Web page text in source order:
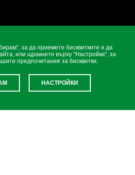
за да приемете бисквитките и да
или щракнете върху "Настройки", за
предпочитания за бисквитки.
НАСТРОЙКИ